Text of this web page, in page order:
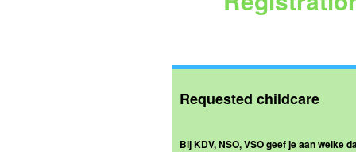
Requested childcare
Bij KDV, NSO, VSO geef je aan welke